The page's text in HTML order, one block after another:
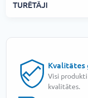
TURĒTĀJI
Kvalitātes
Visi
kvalitātes.